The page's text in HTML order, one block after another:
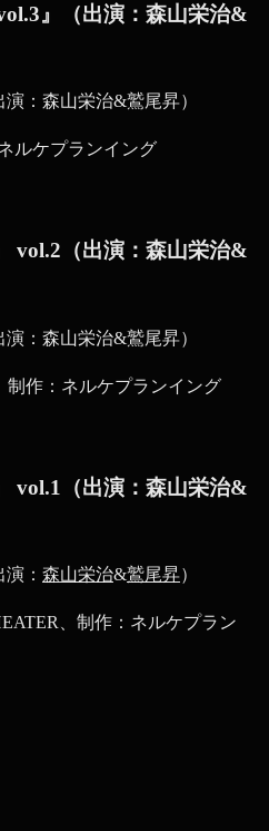
』（出演：森山栄治&
演：森山栄治&鷲尾昇）
ルケプランイング
vol.2（出演：森山栄治&
演：森山栄治&鷲尾昇）
作：ネルケプランイング
vol.1（出演：森山栄治&
： 森山栄治&鷲尾昇）
、制作：ネルケプラン